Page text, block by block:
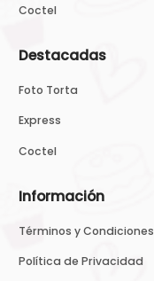
Coctel
Destacadas
Foto Torta
Express
Coctel
Información
Términos y Condiciones
Política de Privacidad